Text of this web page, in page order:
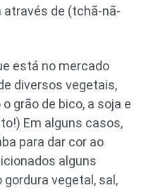
através de (tchã-nã-
está no mercado
diversos vegetais,
grão de bico, a soja e
Em alguns casos,
para dar cor ao
alguns
vegetal, sal,